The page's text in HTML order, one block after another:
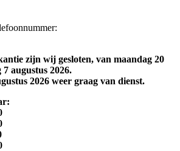
zijn wij gesloten, van maandag 20
augustus 2026.
2026 weer graag van dienst.